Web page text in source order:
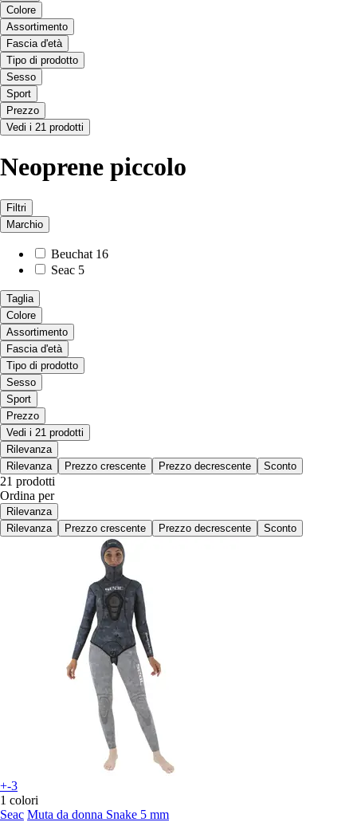
Colore
Assortimento
Fascia d'età
Tipo di prodotto
Sesso
Sport
Prezzo
Vedi i 21 prodotti
Neoprene piccolo
Filtri
Marchio
Beuchat 16
Seac 5
Taglia
Colore
Assortimento
Fascia d'età
Tipo di prodotto
Sesso
Sport
Prezzo
Vedi i 21 prodotti
Rilevanza
Rilevanza
Prezzo crescente Prezzo decrescente Sconto
21 prodotti
Ordina per
Rilevanza
Rilevanza
Prezzo crescente Prezzo decrescente Sconto
+-3
1 colori
Seac Muta da donna Snake 5 mm